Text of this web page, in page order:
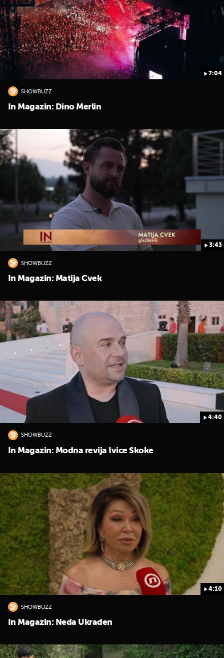
7:04
SHOWBUZZ
In Magazin: Dino Merlin
3:43
SHOWBUZZ
In Magazin: Matija Cvek
4:40
SHOWBUZZ
In Magazin: Modna revija Ivice Skoke
4:10
SHOWBUZZ
In Magazin: Neda Ukraden